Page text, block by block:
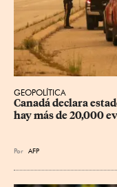
GEOPOLÍTICA
Canadá declara
hay más de 20,000
Por AFP